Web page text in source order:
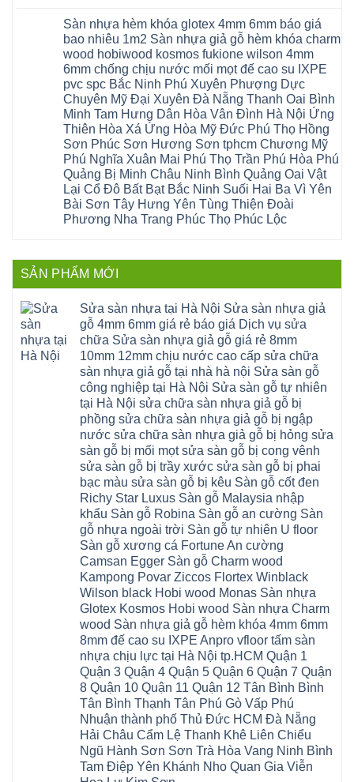
Nam
Định
Sóc
Sơn
Ninh
Bình
Thái
Bình
Vĩnh
Phúc
Tây
Hồ
Thanh
Hóa
Đống
Đa
Nghệ
An
đà
nẵng
thanh
xuân
cầu
giấy
hoành
bồ
long
ninh
giang
hoàng
mai
quảng
ninh
tây
hồ
sơn
tây
thất
mê
đức
phòng
xuyên
giang
nhựa
composite
Phúc
Thọ
Phúc
Lộc
Hát
Môn
Sài
Gòn
Thạch
Thất
Hạ
Bằng
Tây
Phương
tphcm
Hòa
Lạc
Yên
Xuân
Đạo
Đà
Nẵng
Hoài
Đồng
Đồng
Khánh
Phượng
Thuận
Tràng
Phòng
Đông
Phúc
Thịnh
Quảng
nghiệp
tại
Nội
Sửa
nhựa
giả
gỗ
Sửa
mặt
bậc
cầu
thang
nhựa
sửa
cửa
nhựa
composite
Thanh
Nam
Phù
Thanh
Thượng
Phúc
Thường
Dương
Hồng
Xuyên
Phượng
Chuyên
Nẵng
Xuyên
Thanh
Nghệ
Thiên
Thanh
bình
luận
ở
Sửa
sàn
gỗ
bị
hở
tại
Hà
Nội
sàn
gỗ
công
nghiệp
hở
Sửa
sàn
Sửa
mặt
bậc
cầu
nhựa
nhựa
composite
Đông
Quảng
Thượng
Xuân
Phương
Nẵng
Hưng
Hưng
Đông
Quảng
Sàn nhựa hèm khóa glotex 4mm 6mm báo giá
bao nhiêu 1m2 Sàn nhựa giả gỗ hèm khóa charm
wood hobiwood kosmos fukione wilson 4mm
6mm chống chịu nước mối mọt đế cao su IXPE
pvc spc Bắc Ninh Phú Xuyên Phượng Dực
Chuyên Mỹ Đại Xuyên Đà Nẵng Thanh Oai Bình
Minh Tam Hưng Dân Hòa Vân Đình Hà Nội Ứng
Thiên Hòa Xá Ứng Hòa Mỹ Đức Phú Thọ Hồng
Sơn Phúc Sơn Hương Sơn tphcm Chương Mỹ
Phú Nghĩa Xuân Mai Phú Thọ Trần Phú Hòa Phú
Quảng Bị Minh Châu Ninh Bình Quảng Oai Vật
Lại Cổ Đô Bất Bạt Bắc Ninh Suối Hai Ba Vì Yên
Bài Sơn Tây Hưng Yên Tùng Thiện Đoài
Phương Nha Trang Phúc Thọ Phúc Lộc
luận
ở
glotex
4mm
nhiêu
charm
wood
hobiwood
kosmos
fukione
4mm
nước
Xuyên
Phượng
Chuyên
Nẵng
SẢN PHẨM MỚI
Sửa sàn nhựa tại Hà Nội Sửa sàn nhựa giả
gỗ 4mm 6mm giá rẻ báo giá Dịch vụ sửa
chữa Sửa sàn nhựa giả gỗ giá rẻ 8mm
10mm 12mm chịu nước cao cấp sửa chữa
sàn nhựa giả gỗ tại nhà hà nội Sửa sàn gỗ
công nghiệp tại Hà Nội Sửa sàn gỗ tự nhiên
tại Hà Nội sửa chữa sàn nhựa giả gỗ bị
phồng sửa chữa sàn nhựa giả gỗ bị ngập
nước sửa chữa sàn nhựa giả gỗ bị hỏng sửa
sàn gỗ bị mối mọt sửa sàn gỗ bị cong vênh
sửa sàn gỗ bị trầy xước sửa sàn gỗ bị phai
bạc màu sửa sàn gỗ bị kêu Sàn gỗ cốt đen
Richy Star Luxus Sàn gỗ Malaysia nhập
khẩu Sàn gỗ Robina Sàn gỗ an cường Sàn
gỗ nhựa ngoài trời Sàn gỗ tự nhiên U floor
Sàn gỗ xương cá Fortune An cường
Camsan Egger Sàn gỗ Charm wood
Kampong Povar Ziccos Flortex Winblack
Wilson black Hobi wood Monas Sàn nhựa
Glotex Kosmos Hobi wood Sàn nhựa Charm
wood Sàn nhựa giả gỗ hèm khóa 4mm 6mm
8mm đế cao su IXPE Anpro vfloor tấm sàn
nhựa chịu lực tại Hà Nội tp.HCM Quận 1
Quận 3 Quận 4 Quận 5 Quận 6 Quận 7 Quận
8 Quận 10 Quận 11 Quận 12 Tân Bình Bình
Tân Bình Thạnh Tân Phú Gò Vấp Phú
Nhuận thành phố Thủ Đức HCM Đà Nẵng
Hải Châu Cẩm Lệ Thanh Khê Liên Chiểu
Ngũ Hành Sơn Sơn Trà Hòa Vang Ninh Bình
Tam Điệp Yên Khánh Nho Quan Gia Viễn